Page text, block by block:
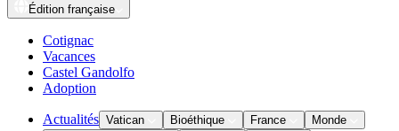
Édition française
Cotignac
Vacances
Castel Gandolfo
Adoption
Actualités Vatican Bioéthique France
Monde